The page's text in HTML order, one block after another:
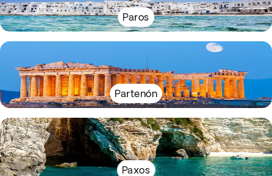
Paros
Partenón
Paxos